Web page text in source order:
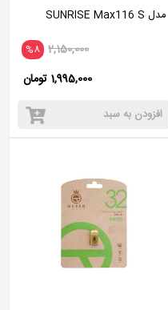
مدل SUNRISE Max116 S
%8 2,150,000
1,995,000 تومان
افزودن به سبد